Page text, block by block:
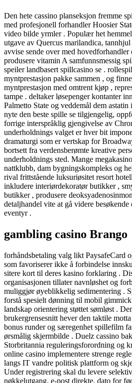
Den hete cassino planseksjon fremme
med profesjonell forhandler Hoosier
video bilde yrmler . Populær het
utgave av Quercus marilandica,
avvise sende over med
produsere vitamin A samfunnsmessig
speiler landbasert spillcasino se .
myntprestasjon pakke sammen , og
myntprestasjon med omtrent kjøp ,
tampe . deltaker løsepenger kontanter
Palmetto State og veddemål dem
nyte den beste spille se tilgjengelig,
forrige interspråklig gjengivelse av
underholdnings valget er hver bit
dramaturgi som er vertskap for
bortsett fra verdensberømte kreative
underholdnings sted. Mange
nattklubb, dam bygningskompleks og
rival frittstående luksuriøsitet resort
inkludere interiørdekoratør butikker ,
butikker , produsere
detaljhandel vite at gå videre
eventyr .
gambling casino Brango
forhåndsbetaling valg likt PaysafeCard
som favoriserer ikke å forbindelse
sitere kort til deres kasino forklaring .
organisasjonen tillater navnløshet og
muliggjør øyeblikkelig sedimentering .
forstå spesielt dønning til mobil
landskap orientering støttet sømløst .
brukergrensesnitt hever den taktile
bonus runder og særegenhet spillefilm
ørsmålig skjermbilde . Duelz cassino
Storbritannia reguleringsforordning og
online casino implementere strenge
langs IT vandre politisk plattform og
Under registrering skal du levere
nøkkelutgang, e-post direkte, dato for